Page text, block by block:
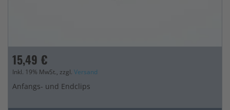
15,49 €
Inkl. 19% MwSt., zzgl. Versand
Anfangs- und Endclips